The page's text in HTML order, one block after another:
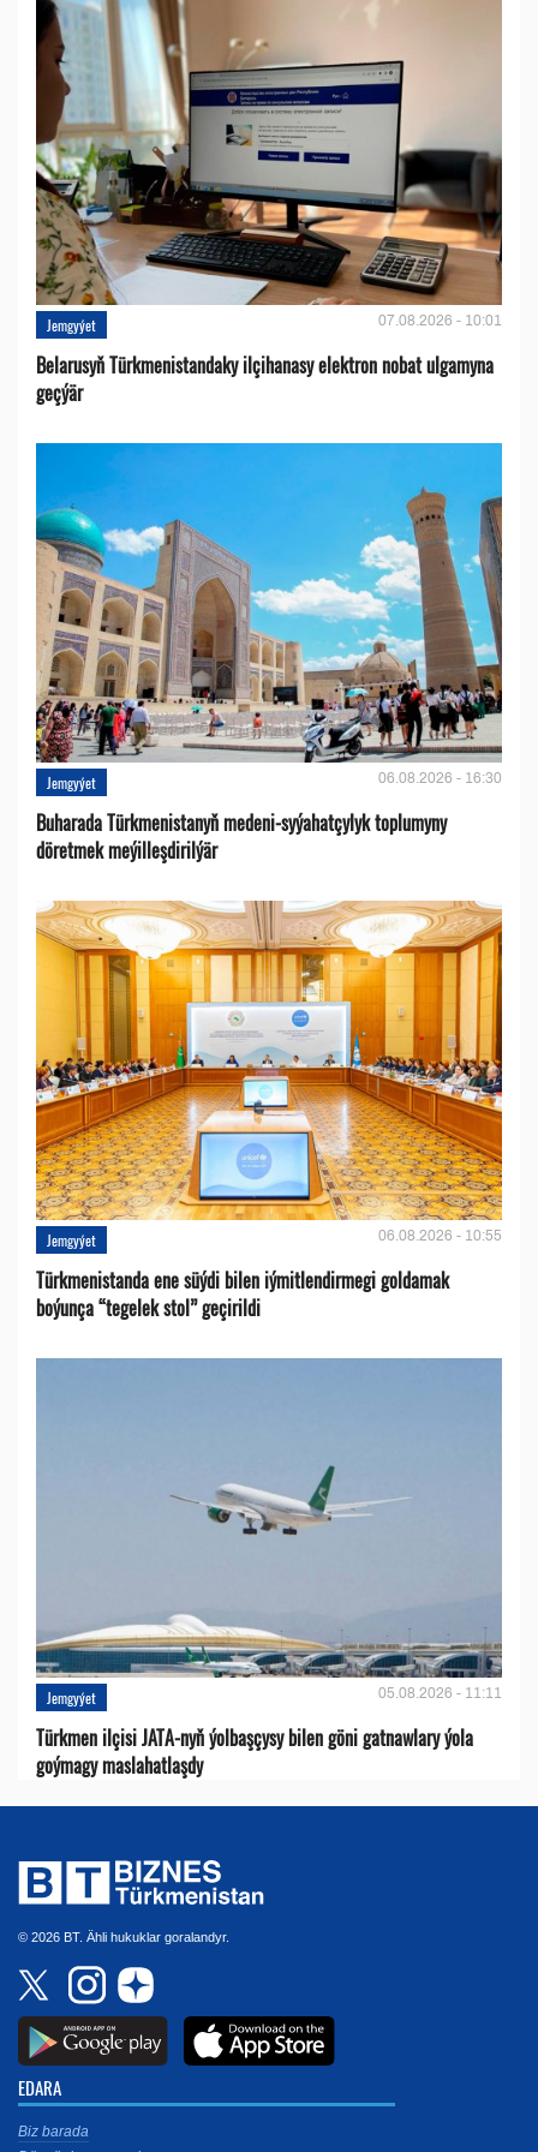
Jemgyýet 07.08.2026 - 10:01
Belarusyň Türkmenistandaky ilçihanasy elektron nobat ulgamyna
geçýär
Jemgyýet 06.08.2026 - 16:30
Buharada Türkmenistanyň medeni-syýahatçylyk toplumyny
döretmek meýilleşdirilýär
Jemgyýet 06.08.2026 - 10:55
Türkmenistanda ene süýdi bilen iýmitlendirmegi goldamak
boýunça “tegelek stol” geçirildi
Jemgyýet 05.08.2026 - 11:11
Türkmen ilçisi JATA-nyň ýolbaşçysy bilen göni gatnawlary ýola
goýmagy maslahatlaşdy
© 2026 BT. Ähli hukuklar goralandyr.
EDARA
Biz barada